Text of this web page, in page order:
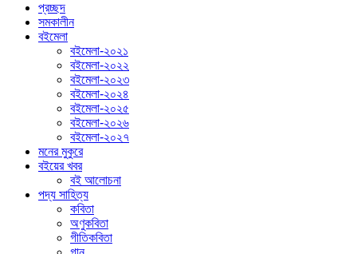
প্রচ্ছদ
সমকালীন
বইমেলা
বইমেলা-২০২১
বইমেলা-২০২২
বইমেলা-২০২৩
বইমেলা-২০২৪
বইমেলা-২০২৫
বইমেলা-২০২৬
বইমেলা-২০২৭
মনের মুকুরে
বইয়ের খবর
বই আলোচনা
পদ্য সাহিত্য
কবিতা
অণুকবিতা
গীতিকবিতা